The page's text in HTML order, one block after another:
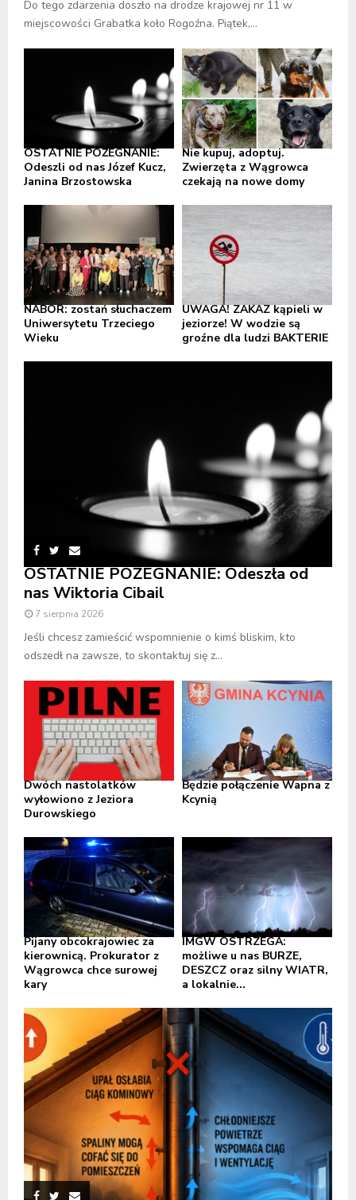
Do tego zdarzenia doszło na drodze krajowej nr 11 w
miejscowości Grabatka koło Rogoźna. Piątek,...
OSTATNIE POŻEGNANIE:
Odeszli od nas Józef Kucz,
Janina Brzostowska
Nie kupuj, adoptuj.
Zwierzęta z Wągrowca
czekają na nowe domy
NABÓR: zostań słuchaczem
Uniwersytetu Trzeciego
Wieku
UWAGA! ZAKAZ kąpieli w
jeziorze! W wodzie są
groźne dla ludzi BAKTERIE
OSTATNIE POŻEGNANIE: Odeszła od
nas Wiktoria Cibail
7 sierpnia 2026
Jeśli chcesz zamieścić wspomnienie o kimś bliskim, kto
odszedł na zawsze, to skontaktuj się z...
Dwóch nastolatków
wyłowiono z Jeziora
Durowskiego
Będzie połączenie Wapna z
Kcynią
Pijany obcokrajowiec za
kierownicą. Prokurator z
Wągrowca chce surowej
kary
IMGW OSTRZEGA:
możliwe u nas BURZE,
DESZCZ oraz silny WIATR,
a lokalnie...